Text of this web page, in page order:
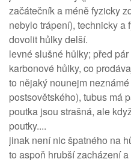
začátečník a méně fyzicky
nebylo trápení), technicky a
dovolit hůlky delší.
levné slušné hůlky; před
karbonové hůlky, co
to nějaký nounejm
postsovětského), tubus má
poutka jsou strašná, ale
poutky....
jinak není nic špatného na
to aspoň hrubší zacházení